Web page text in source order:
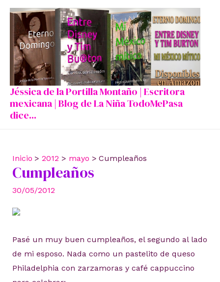
contenido
Jéssica de la Portilla Montaño | Escritora
mexicana | Blog de La Niña TodoMePasa
dice...
Inicio 2012 mayo Cumpleaños
Cumpleaños
30/05/2012
Pasé un muy buen cumpleaños, el segundo al lado
de mi esposo. Nada como un pastelito de queso
Philadelphia con zarzamoras y café cappuccino